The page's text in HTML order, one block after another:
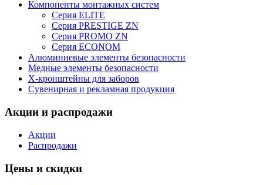
Компоненты монтажных систем
Серия ELITE
Серия PRESTIGE ZN
Серия PROMO ZN
Серия ECONOM
Алюминиевые элементы безопасности
Медные элементы безопасности
X-кронштейны для заборов
Сувенирная и рекламная продукция
Акции и распродажи
Акции
Распродажи
Цены и скидки